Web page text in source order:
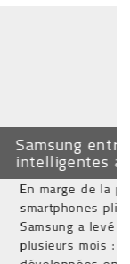
des lunettes
et Galaxy Z Flip 8,
attendu depuis
intelligentes